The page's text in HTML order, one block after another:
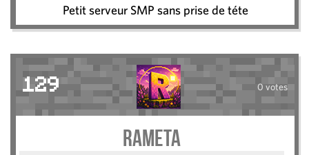
Petit serveur SMP sans prise de téte
129 0 votes
RAMETA